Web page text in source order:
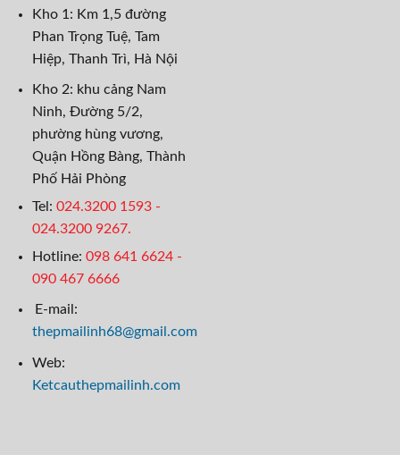
Kho 1: Km 1,5 đường
Phan Trọng Tuệ, Tam
Hiệp, Thanh Trì, Hà Nội
Kho 2: khu cảng Nam
Ninh, Đường 5/2,
phường hùng vương,
Quận Hồng Bàng, Thành
Phố Hải Phòng
Tel: 024.3200 1593 -
024.3200 9267.
Hotline: 098 641 6624-
090 467 6666
E-mail:
thepmailinh68@gmail.com
Web:
Ketcauthepmailinh.com